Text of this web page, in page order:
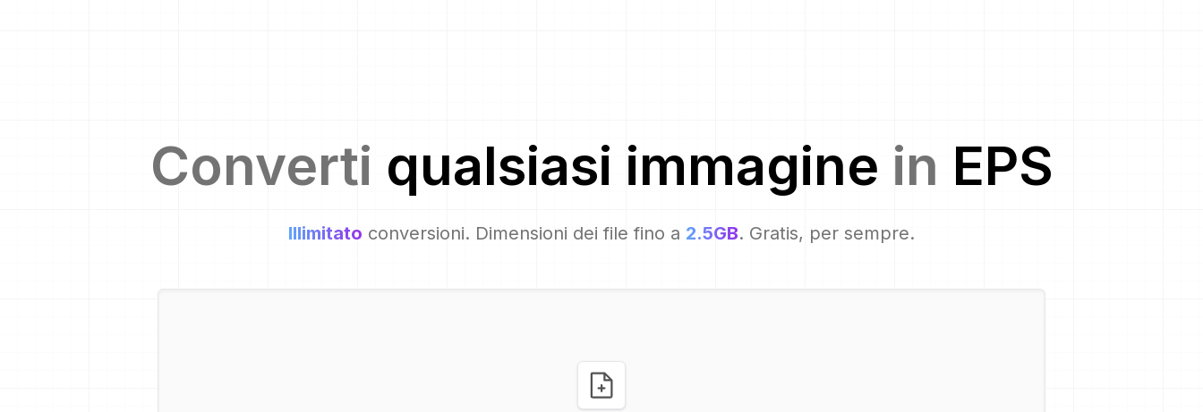
Converti qualsiasi immagine in EPS
Illimitato conversioni. Dimensioni dei file fino a 2.5GB. Gratis, per sempre.